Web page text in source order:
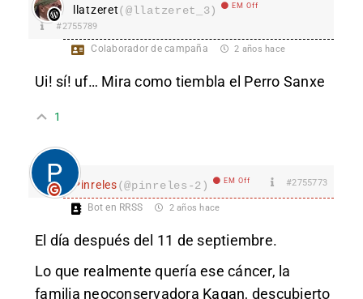
llatzeret(@llatzeret_3) EM Off
#2755789
Colaborador de campaña 2 años hace
Ui! sí! uf… Mira como tiembla el Perro Sanxe
1
Pinreles(@pinreles-2) EM Off #2755773
Bot en RRSS 2 años hace
El día después del 11 de septiembre.
Lo que realmente quería ese cáncer, la
familia neoconservadora Kagan, descubierto